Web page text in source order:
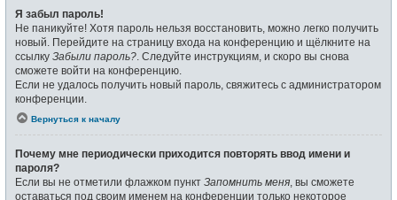
Я забыл пароль!
Не паникуйте! Хотя пароль нельзя восстановить, можно легко получить
новый. Перейдите на страницу входа на конференцию и щёлкните на
ссылку Забыли пароль? . Следуйте инструкциям, и скоро вы снова
сможете войти на конференцию.
Если не удалось получить новый пароль, свяжитесь с администратором
конференции.
Вернуться к началу
Почему мне периодически приходится повторять ввод имени и
пароля?
Если вы не отметили флажком пункт Запомнить меня , вы сможете
оставаться под своим именем на конференции только некоторое